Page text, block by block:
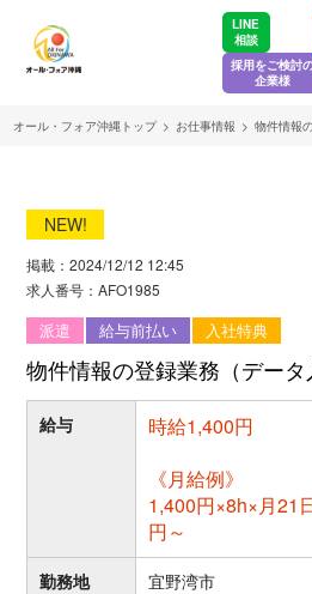
LINE
相談
採用をご検討
企業様
オール・フォア沖縄トップ > お仕事情報 > 物件情報
NEW!
掲載：2024/12/12 12:45
求人番号：AFO1985
派遣 給与前払い 入社特典
物件情報の登録業務（データ
給与
時給1,400円
《月給例》
1,400円×8h×月21
円～
勤務地
宜野湾市